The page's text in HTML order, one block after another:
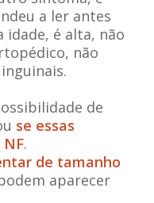
a ler antes
idade, é alta, não
não
de
se essas
.
de tamanho
aparecer